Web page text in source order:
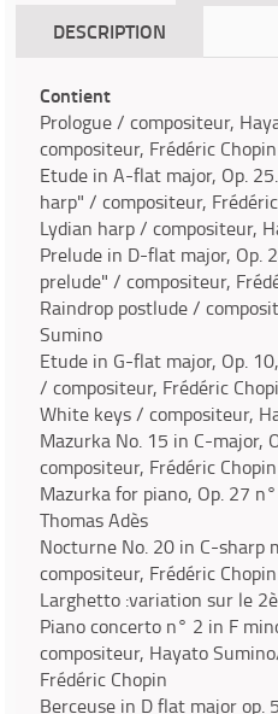
DESCRIPTION
Contient
Prologue / compositeur,
compositeur, Frédéric Chopin
Etude in A-flat major, Op.
harp" / compositeur,
Lydian harp / compositeur,
Prelude in D-flat major, Op.
prelude" / compositeur,
Raindrop postlude /
Sumino
Etude in G-flat major, Op.
/ compositeur, Frédéric
White keys / compositeur,
Mazurka No. 15 in C-major,
compositeur, Frédéric Chopin
Mazurka for piano, Op. 27
Thomas Adès
Nocturne No. 20 in C-sharp
compositeur, Frédéric Chopin
Larghetto :variation sur le
Piano concerto n° 2 in F
compositeur, Hayato
Frédéric Chopin
Berceuse in D flat major op.